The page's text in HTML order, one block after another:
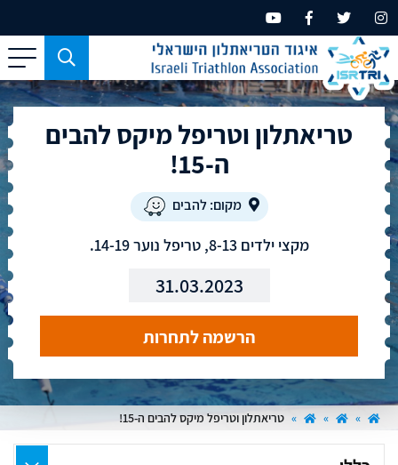
כפתור
משמש
עבור
מכשירים
בעליטריאתלון וטריפל מיקס להבים
ה-15!
מקום: להבים
מקצי ילדים 8-13, טריפל נוער 14-19.
31.03.2023
הרשמה לתחרות
»
»
» טריאתלון וטריפל מיקס להבים ה-15!